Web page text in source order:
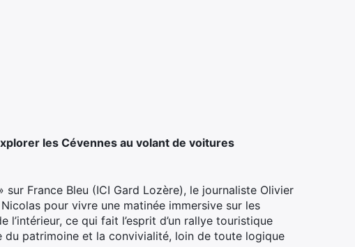
les Cévennes au volant de voitures
sur France Bleu (ICI Gard Lozère), le journaliste Olivier
pour vivre une matinée immersive sur les
l’intérieur, ce qui fait l’esprit d’un rallye touristique
patrimoine et la convivialité, loin de toute logique